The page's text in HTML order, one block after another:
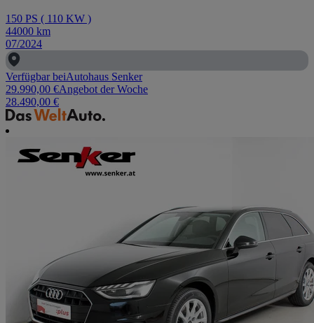
150 PS ( 110 KW )
44000 km
07/2024
Verfügbar beiAutohaus Senker
29.990,00 €Angebot der Woche
28.490,00 €